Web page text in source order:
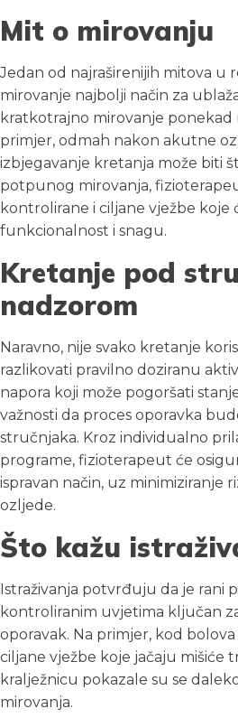
Mit o mirovanju
Jedan od najraširenijih mitova u
mirovanje najbolji način za
kratkotrajno mirovanje ponekad
primjer, odmah nakon akutne
izbjegavanje kretanja može biti
potpunog mirovanja,
kontrolirane i ciljane vježbe
funkcionalnost i snagu.
Kretanje pod
nadzorom
Naravno, nije svako kretanje
razlikovati pravilno doziranu
napora koji može pogoršati
važnosti da proces oporavka
stručnjaka. Kroz individualno
programe, fizioterapeut će
ispravan način, uz minimiziranje
ozljede.
Što kažu
Istraživanja potvrđuju da je rani
kontroliranim uvjetima ključan
oporavak. Na primjer, kod
ciljane vježbe koje jačaju mišiće
kralježnicu pokazale su se
mirovanja.